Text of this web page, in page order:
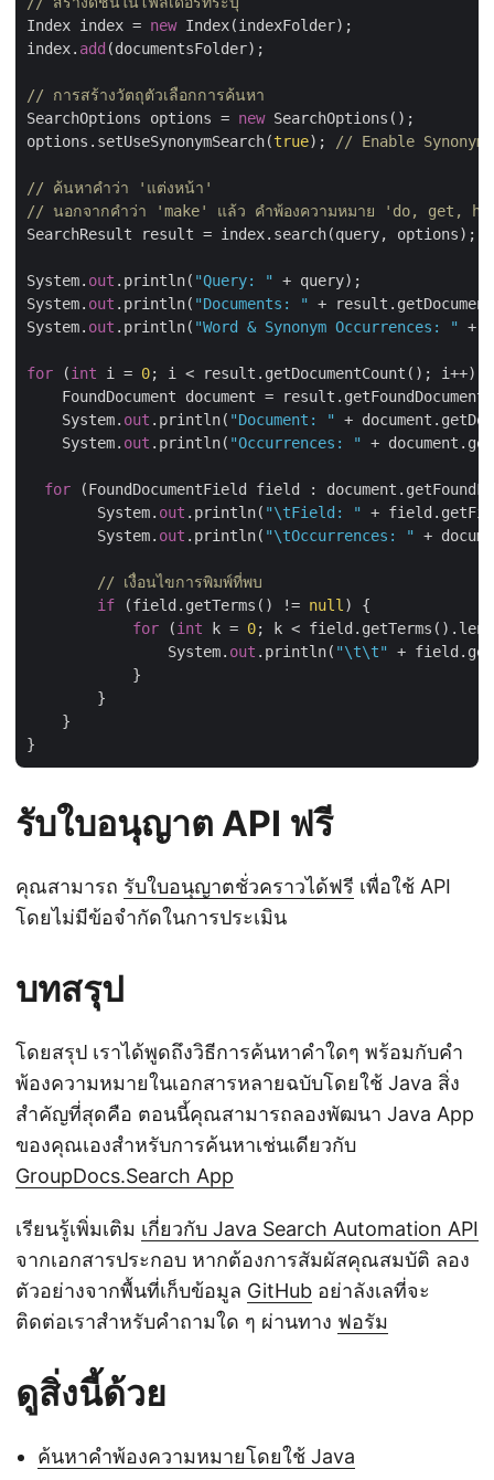
Index index = new Index(indexFolder);
index. add (documentsFolder);
// การสร้างวัตถุตัวเลือกการค้นหา
SearchOptions options = new SearchOptions();
options.setUseSynonymSearch(true); // Enable Synonym
// ค้นหาคำว่า 'แต่งหน้า'
// นอกจากคำว่า 'make' แล้ว คำพ้องความหมาย 'do, get,
SearchResult result = index.search(query, options);
System. out .println( "Query: "
+ query);
System. out .println( "Documents: "
+
System. out .println( "Word & Synonym Occurrences: " +
for (int i = 0; i < result.getDocumentCount(); i++) {
FoundDocument document =
    System.
out .println( "Document: "
+
    System.
out .println( "Occurrences: " +
for (FoundDocumentField field :
        System.
out .println( "\tField: "
+
        System.
out .println( "\tOccurrences: " +
// เงื่อนไขการพิมพ์ที่พบ
if (field.getTerms() != null ) {
for (int k = 0; k <
                System.
out .println( "\t\t"
+
            }
        }
    }
รับใบอนุญาต API ฟรี
คุณสามารถ รับใบอนุญาตชั่วคราวได้ฟรี เพื่อใช้ API
โดยไม่มีข้อจำกัดในการประเมิน
บทสรุป
โดยสรุป เราได้พูดถึงวิธีการค้นหาคำใดๆ พร้อมกับคำ
พ้องความหมายในเอกสารหลายฉบับโดยใช้ Java สิ่ง
สำคัญที่สุดคือ ตอนนี้คุณสามารถลองพัฒนา Java App
ของคุณเองสำหรับการค้นหาเช่นเดียวกับ
GroupDocs.Search App
เรียนรู้เพิ่มเติม เกี่ยวกับ Java Search Automation API
จากเอกสารประกอบ หากต้องการสัมผัสคุณสมบัติ ลอง
ตัวอย่างจากพื้นที่เก็บข้อมูล GitHub อย่าลังเลที่จะ
ติดต่อเราสำหรับคำถามใด ๆ ผ่านทาง ฟอรัม
ดูสิ่งนี้ด้วย
ค้นหาคำพ้องความหมายโดยใช้ Java